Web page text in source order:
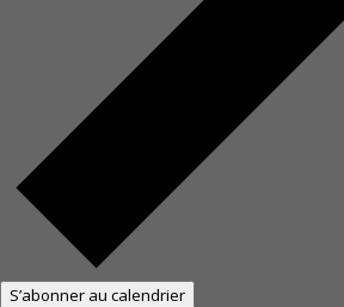
S’abonner au calendrier